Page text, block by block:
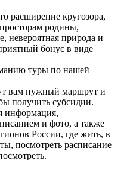
расширение кругозора,
родины,
невероятная природа и
бонус в виде
туры по нашей
вам нужный маршрут и
получить субсидии.
информация,
и фото, а также
России, где жить, в
посмотреть расписание